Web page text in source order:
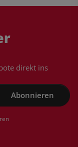
direkt ins
Abonnieren